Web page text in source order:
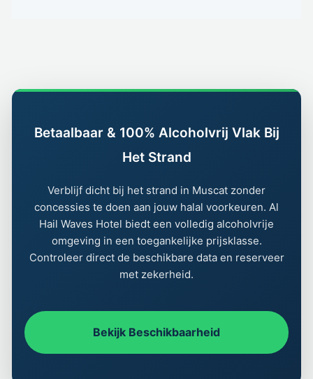
Betaalbaar & 100% Alcoholvrij Vlak Bij
Het Strand
Verblijf dicht bij het strand in Muscat zonder
concessies te doen aan jouw halal voorkeuren. Al
Hail Waves Hotel biedt een volledig alcoholvrije
omgeving in een toegankelijke prijsklasse.
Controleer direct de beschikbare data en reserveer
met zekerheid.
Bekijk Beschikbaarheid